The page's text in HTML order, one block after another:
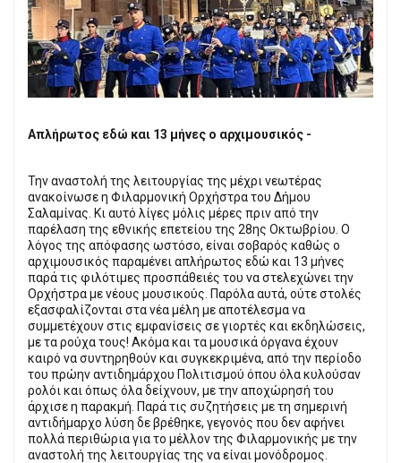
Απλήρωτος εδώ και 13 μήνες ο αρχιμουσικός -
Την αναστολή της λειτουργίας της μέχρι νεωτέρας
ανακοίνωσε η Φιλαρμονική Ορχήστρα του Δήμου
Σαλαμίνας. Κι αυτό λίγες μόλις μέρες πριν από την
παρέλαση της εθνικής επετείου της 28ης Οκτωβρίου. Ο
λόγος της απόφασης ωστόσο, είναι σοβαρός καθώς ο
αρχιμουσικός παραμένει απλήρωτος εδώ και 13 μήνες
παρά τις φιλότιμες προσπάθειές του να στελεχώνει την
Ορχήστρα με νέους μουσικούς. Παρόλα αυτά, ούτε στολές
εξασφαλίζονται στα νέα μέλη με αποτέλεσμα να
συμμετέχουν στις εμφανίσεις σε γιορτές και εκδηλώσεις,
με τα ρούχα τους! Ακόμα και τα μουσικά όργανα έχουν
καιρό να συντηρηθούν και συγκεκριμένα, από την περίοδο
του πρώην αντιδημάρχου Πολιτισμού όπου όλα κυλούσαν
ρολόι και όπως όλα δείχνουν, με την αποχώρησή του
άρχισε η παρακμή. Παρά τις συζητήσεις με τη σημερινή
αντιδήμαρχο λύση δε βρέθηκε, γεγονός που δεν αφήνει
πολλά περιθώρια για το μέλλον της Φιλαρμονικής με την
αναστολή της λειτουργίας της να είναι μονόδρομος.